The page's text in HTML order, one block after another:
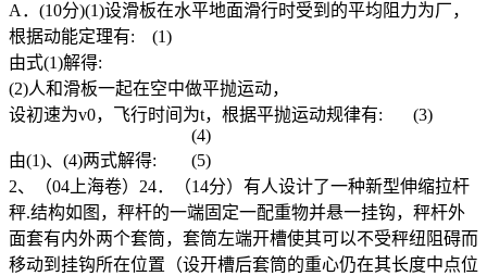
A．(10分)(1)设滑板在水平地面滑行时受到的平均阻力为厂，
根据动能定理有: (1)
由式(1)解得:
(2)人和滑板一起在空中做平抛运动，
设初速为v0，飞行时间为t，根据平抛运动规律有: (3)
(4)
由(1)、(4)两式解得: (5)
2、（04上海卷）24．（14分）有人设计了一种新型伸缩拉杆
秤.结构如图，秤杆的一端固定一配重物并悬一挂钩，秤杆外
面套有内外两个套筒，套筒左端开槽使其可以不受秤纽阻碍而
移动到挂钩所在位置（设开槽后套筒的重心仍在其长度中点位